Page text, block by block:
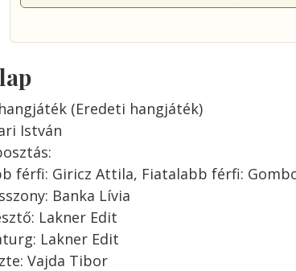
(Eredeti hangjáték)
István
férfi: Giricz Attila, Fiatalabb férfi:
Banka Lívia
Lakner Edit
Lakner Edit
Vajda Tibor